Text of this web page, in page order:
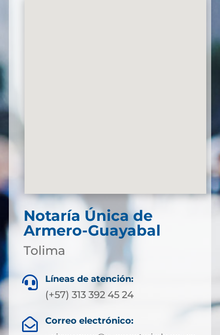
Notaría Única de
Armero-Guayabal
Tolima
 Líneas de atención:
(+57) 313 392 45 24
 Correo electrónico: